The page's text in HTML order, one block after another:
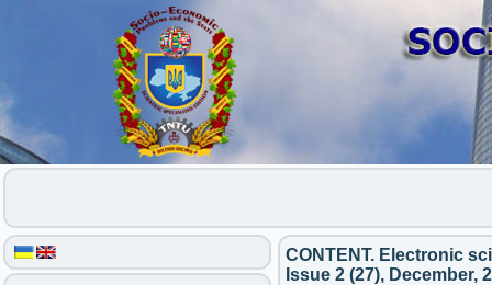
CONTENT. Electronic
Issue 2 (27), December,